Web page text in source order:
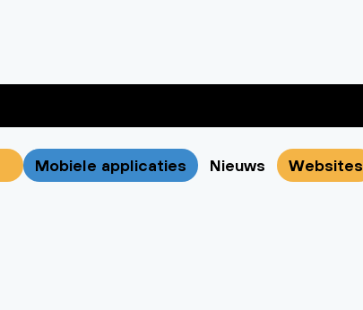
Mobiele applicaties Nieuws Websites